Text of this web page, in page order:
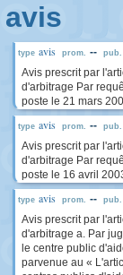
avis
type avis prom. -- pub.
Avis prescrit par
d'arbitrage Par
poste le 21 mars
type avis prom. -- pub.
Avis prescrit par
d'arbitrage Par
poste le 16 avril
type avis prom. -- pub.
Avis prescrit par
d'arbitrage a. Par
le centre public
parvenue au «